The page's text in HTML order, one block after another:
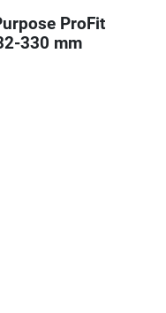
ProFit
330 mm